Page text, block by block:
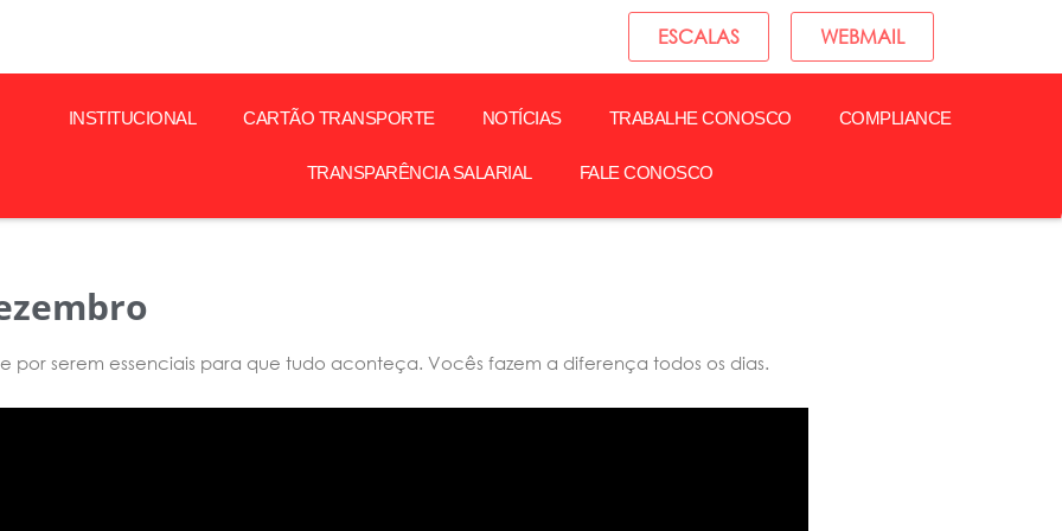
ESCALAS WEBMAIL
INSTITUCIONAL CARTÃO TRANSPORTE NOTÍCIAS TRABALHE CONOSCO COMPLIANCE
TRANSPARÊNCIA SALARIAL FALE CONOSCO
por serem essenciais para que tudo aconteça. Vocês fazem a diferença todos os dias.